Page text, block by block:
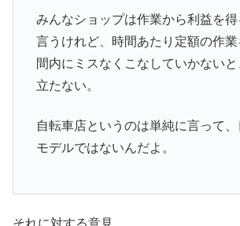
みんなショップは作業から利益を
言うけれど、時間あたり定額の作
間内にミスなくこなしていかないと
立たない。
自転車店というのは単純に言って
モデルではないんだよ。
それに対する意見。